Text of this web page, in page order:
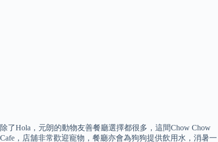
除了Hola，元朗的動物友善餐廳選擇都很多，這間Chow Chow
Cafe，店舖非常歡迎寵物，餐廳亦會為狗狗提供飲用水，消暑一